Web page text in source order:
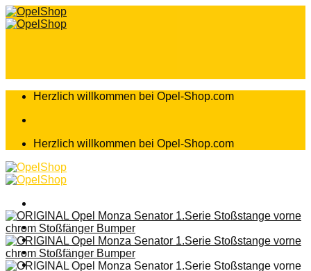
Zum
Inhalt
Herzlich willkommen bei Opel-Shop.com
Herzlich willkommen bei Opel-Shop.com
Home
Shop
Teileanfrage
Teileliste